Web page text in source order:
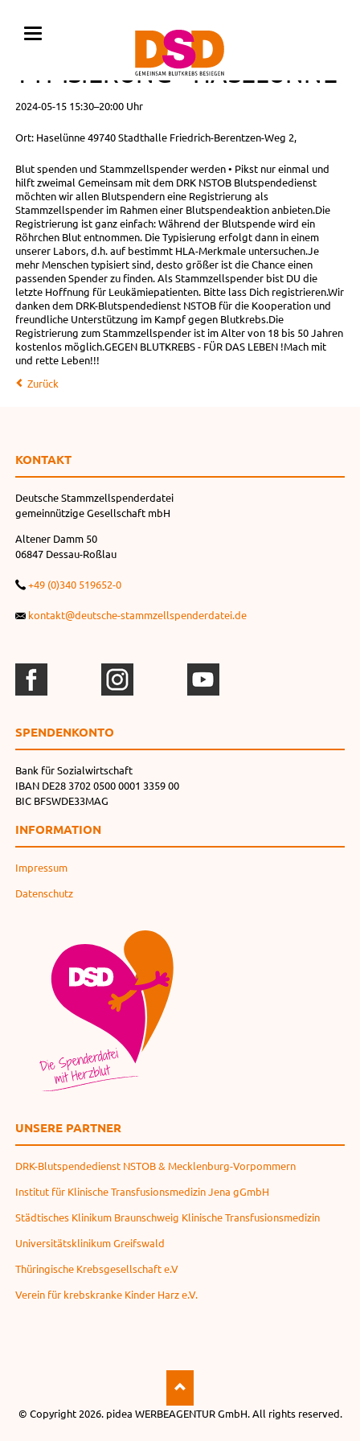
BLUTSPENDE MIT
TYPISIERUNG • HASELÜNNE
2024-05-15 15:30–20:00 Uhr
Ort: Haselünne 49740 Stadthalle Friedrich-Berentzen-Weg 2,
Blut spenden und Stammzellspender werden • Pikst nur einmal und
hilft zweimal Gemeinsam mit dem DRK NSTOB Blutspendedienst
möchten wir allen Blutspendern eine Registrierung als
Stammzellspender im Rahmen einer Blutspendeaktion anbieten.Die
Registrierung ist ganz einfach: Während der Blutspende wird ein
Röhrchen Blut entnommen. Die Typisierung erfolgt dann in einem
unserer Labors, d.h. auf bestimmt HLA-Merkmale untersuchen.Je
mehr Menschen typisiert sind, desto größer ist die Chance einen
passenden Spender zu finden. Als Stammzellspender bist DU die
letzte Hoffnung für Leukämiepatienten. Bitte lass Dich registrieren.Wir
danken dem DRK-Blutspendedienst NSTOB für die Kooperation und
freundliche Unterstützung im Kampf gegen Blutkrebs.Die
Registrierung zum Stammzellspender ist im Alter von 18 bis 50 Jahren
kostenlos möglich.GEGEN BLUTKREBS - FÜR DAS LEBEN !Mach mit
und rette Leben!!!
Zurück
KONTAKT
Deutsche Stammzellspenderdatei
gemeinnützige Gesellschaft mbH
Altener Damm 50
06847 Dessau-Roßlau
+49 (0)340 519652-0
kontakt@deutsche-stammzellspenderdatei.de
SPENDEN­KONTO
Bank für Sozialwirtschaft
IBAN DE28 3702 0500 0001 3359 00
BIC BFSWDE33MAG
INFORMATION
Impressum
Datenschutz
UNSERE PARTNER
DRK-Blutspendedienst NSTOB & Mecklenburg-Vorpommern
Institut für Klinische Transfusionsmedizin Jena gGmbH
Städtisches Klinikum Braunschweig Klinische Transfusionsmedizin
Universitätsklinikum Greifswald
Thüringische Krebsgesellschaft e.V
Verein für krebskranke Kinder Harz e.V.
© Copyright 2026. pidea WERBEAGENTUR GmbH. All rights reserved.